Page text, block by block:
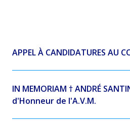
APPEL À CANDIDATURES AU
IN MEMORIAM † ANDRÉ
d'Honneur de l'A.V.M.